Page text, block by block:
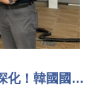
【新聞】50年姐妹校情誼再深化！韓國國立釜慶大學實習船「白鯨號」師生訪問國立臺灣海洋大學